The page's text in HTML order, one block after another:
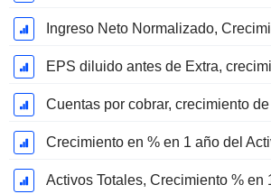
Cuentas por cobrar, crecimiento
Activos Totales, Crecimiento % en